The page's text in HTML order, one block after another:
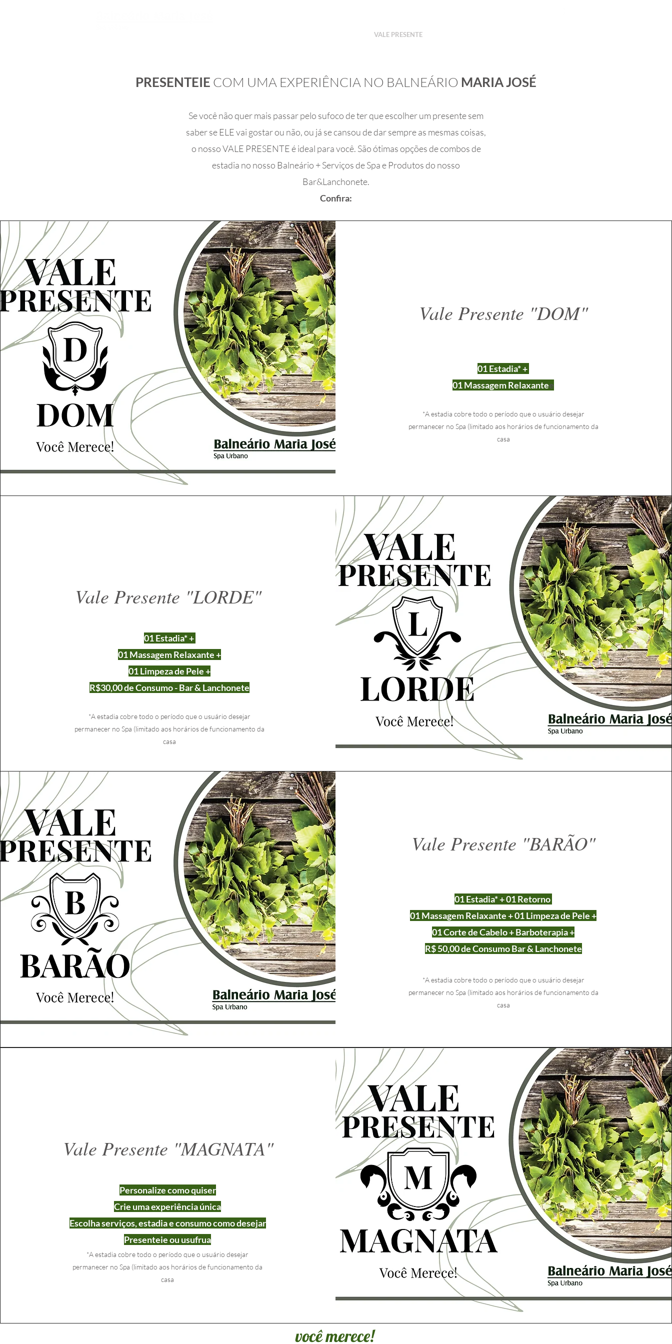
VALE PRESENTE
PRESENTEIE COM UMA EXPERIÊNCIA NO BALNEÁRIO MARIA JOSÉ
Sobre
Se você não quer mais passar pelo sufoco de ter que escolher um presente sem
saber se ELE vai gostar ou não, ou já se cansou de dar sempre as mesmas coisas,
o nosso VALE PRESENTE é ideal para você. São ótimas opções de combos de
estadia no nosso Balneário + Serviços de Spa e Produtos do nosso
Bar&Lanchonete.
Confira:
Vale Presente "DOM"
01 Estadia* +
01 Massagem Relaxantee
*A estadia cobre todo o período que o usuário desejar
permanecer no Spa (limitado aos horários de funcionamento da
casa
Vale Presente "LORDE"
01 Estadia* +
01 Massagem Relaxante+
01 Limpeza de Pele +
R$30,00 de Consumo - Bar & Lanchonete
*A estadia cobre todo o período que o usuário desejar
permanecer no Spa (limitado aos horários de funcionamento da
casa
Vale Presente "BARÃO"
01 Estadia* + 01 Retorno
01 Massagem Relaxante + 01 Limpeza de Pele +
01 Corte de Cabelo + Barboterapia +
R$ 50,00 de Consumo Bar & Lanchonete
*A estadia cobre todo o período que o usuário desejar
permanecer no Spa (limitado aos horários de funcionamento da
casa
Vale Presente "MAGNATA"
Personalize como quiser
Crie uma experiência única
Escolha serviços, estadia e consumo como desejar
Presenteie ou usufrua
*A estadia cobre todo o período que o usuário desejar
permanecer no Spa (limitado aos horários de funcionamento da
casa
você merece!